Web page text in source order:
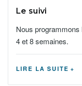
Le suivi
Nous
4 et 8 semaines.
LIRE LA SUITE